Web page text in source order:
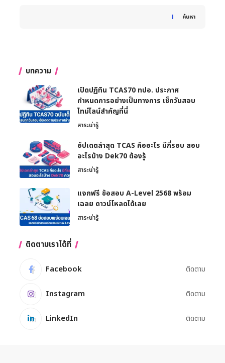
ค้นหา
When autocomplete results are available use up and
บทความ
เปิดปฏิทิน TCAS70 ทปอ. ประกาศ
กำหนดการอย่างเป็นทางการ เช็กวันสอบ
ไทม์ไลน์สำคัญที่นี่
สาระน่ารู้
อัปเดตล่าสุด TCAS คืออะไร มีกี่รอบ สอบ
อะไรบ้าง Dek70 ต้องรู้
สาระน่ารู้
แจกฟรี ข้อสอบ A-Level 2568 พร้อม
เฉลย ดาวน์โหลดได้เลย
สาระน่ารู้
ติดตามเราได้ที่
Facebook ติดตาม
Instagram ติดตาม
LinkedIn ติดตาม